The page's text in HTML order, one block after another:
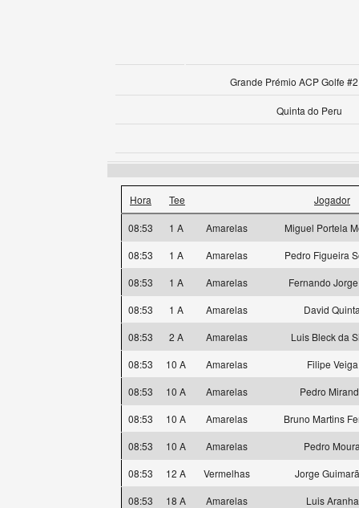
Grande Prémio ACP Golfe
Quinta do Peru
Hora Tee Jogador
08:53 1 A Amarelas
Miguel Portela
08:53
1 A Amarelas
Pedro Figueira
08:53
1 A Amarelas
Fernando
08:53
1 A Amarelas
David
08:53
2 A Amarelas
Luis Bleck da
08:53
10 A Amarelas
Filipe Veiga
08:53
10 A Amarelas
Pedro
08:53
10 A Amarelas
Bruno Martins
08:53
10 A Amarelas
Pedro
08:53
12 A Vermelhas
Jorge
08:53
18 A Amarelas
Luis Aranha